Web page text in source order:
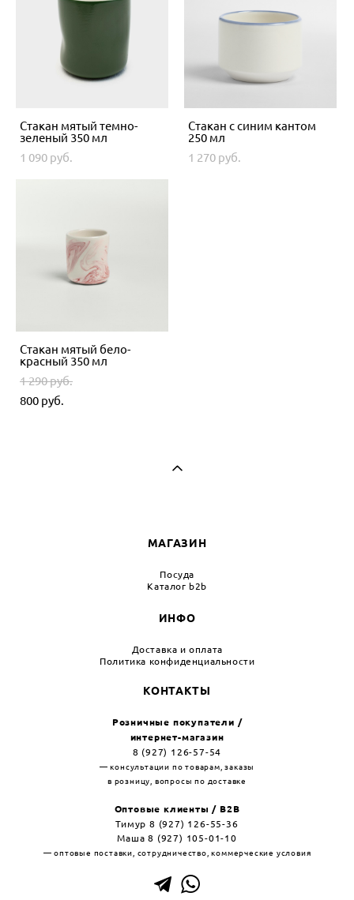
Стакан мятый темно-
зеленый 350 мл
1 090 pуб.
Стакан с синим кантом
250 мл
1 270 pуб.
Стакан мятый бело-
красный 350 мл
1 290 pуб.
800 pуб.
МАГАЗИН
Посуда
Каталог b2b
ИНФО
Доставка и оплата
Политика конфиденциальности
КОНТАКТЫ
Розничные покупатели /
интернет-магазин
8 (927) 126-57-54
— консультации по товарам, заказы
в розницу, вопросы по доставке
Оптовые клиенты / B2B
Тимур 8 (927) 126-55-36
Маша 8 (927) 105-01-10
— оптовые поставки, сотрудничество, коммерческие условия